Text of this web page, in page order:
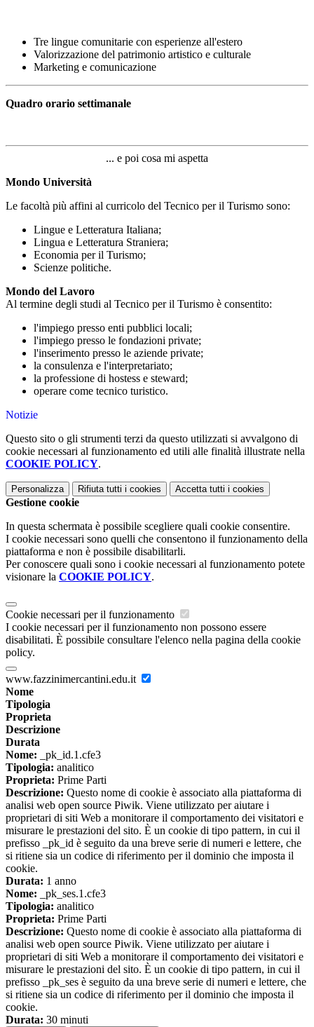
Tre lingue comunitarie con esperienze all'estero
Valorizzazione del patrimonio artistico e culturale
Marketing e comunicazione
Quadro orario settimanale
... e poi cosa mi aspetta
Mondo Università
Le facoltà più affini al curricolo del Tecnico per il Turismo sono:
Lingue e Letteratura Italiana;
Lingua e Letteratura Straniera;
Economia per il Turismo;
Scienze politiche.
Mondo del Lavoro
Al termine degli studi al Tecnico per il Turismo è consentito:
l'impiego presso enti pubblici locali;
l'impiego presso le fondazioni private;
l'inserimento presso le aziende private;
la consulenza e l'interpretariato;
la professione di hostess e steward;
operare come tecnico turistico.
Notizie
Questo sito o gli strumenti terzi da questo utilizzati si avvalgono di
cookie necessari al funzionamento ed utili alle finalità illustrate nella
COOKIE POLICY.
Personalizza Rifiuta tutti i cookies Accetta tutti i cookies
Gestione cookie
In questa schermata è possibile scegliere quali cookie consentire.
I cookie necessari sono quelli che consentono il funzionamento della
piattaforma e non è possibile disabilitarli.
Per conoscere quali sono i cookie necessari al funzionamento potete
visionare la COOKIE POLICY.
Cookie necessari per il funzionamento
I cookie necessari per il funzionamento non possono essere
disabilitati. È possibile consultare l'elenco nella pagina della cookie
policy.
www.fazzinimercantini.edu.it
Nome
Tipologia
Proprieta
Descrizione
Durata
Nome: _pk_id.1.cfe3
Tipologia: analitico
Proprieta: Prime Parti
Descrizione: Questo nome di cookie è associato alla piattaforma di
analisi web open source Piwik. Viene utilizzato per aiutare i
proprietari di siti Web a monitorare il comportamento dei visitatori e
misurare le prestazioni del sito. È un cookie di tipo pattern, in cui il
prefisso _pk_id è seguito da una breve serie di numeri e lettere, che
si ritiene sia un codice di riferimento per il dominio che imposta il
cookie.
Durata: 1 anno
Nome: _pk_ses.1.cfe3
Tipologia: analitico
Proprieta: Prime Parti
Descrizione: Questo nome di cookie è associato alla piattaforma di
analisi web open source Piwik. Viene utilizzato per aiutare i
proprietari di siti Web a monitorare il comportamento dei visitatori e
misurare le prestazioni del sito. È un cookie di tipo pattern, in cui il
prefisso _pk_ses è seguito da una breve serie di numeri e lettere, che
si ritiene sia un codice di riferimento per il dominio che imposta il
cookie.
Durata: 30 minuti